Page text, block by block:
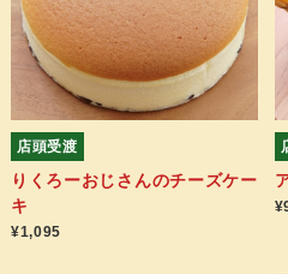
店頭受渡
りくろーおじさんのチーズケー
キ
¥1,095